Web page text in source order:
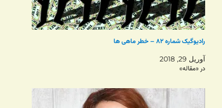
رادیوگیک شماره ۸۲ – خطر ماهی ها
آوریل 29, 2018
در «مقاله»